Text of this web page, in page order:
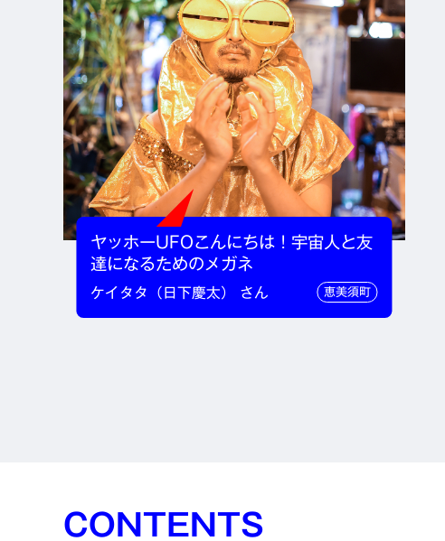
ヤッホーUFOこんにちは！宇宙人と友
達になるためのメガネ
ケイタタ（日下慶太） さん 恵美須町
CONTENTS